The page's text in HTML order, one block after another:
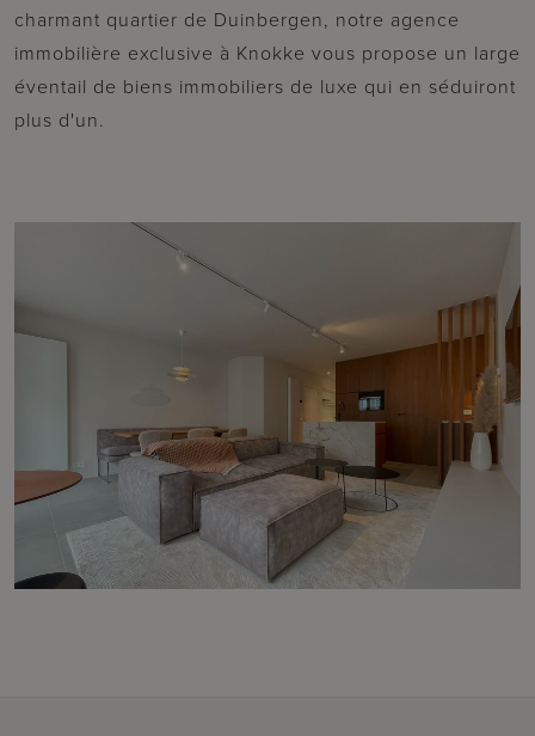
charmant quartier de Duinbergen, notre agence
immobilière exclusive à Knokke vous propose un large
éventail de biens immobiliers de luxe qui en séduiront
plus d'un.